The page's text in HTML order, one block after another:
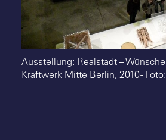
Ausstellung: Realstadt –
Kraftwerk Mitte Berlin, 2010 -